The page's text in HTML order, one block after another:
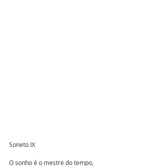
Soneto IX
O sonho é o mestre do tempo,